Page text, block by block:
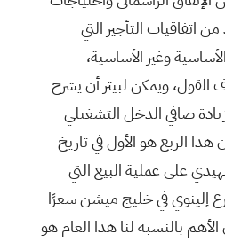
اتفاقيات التأجير التي
وغير الأساسية،
القول، ويمكن لبيتر أن يشرح
في ذلك. ٤- نسعى إلى تحسين معدلات الإشغال وزيادة صافي الدخل التشغيلي
الربع هو الأول في تاريخ
على عملية البيع التي
وهي تُجسّد جودة وقيمة أصول علوم الحياة الأساسية التي ما زلنا نحتفظ بها، لا سيما في المجمع الضخم. وقد حقق بيعنا لمبنى 409499 شارع إلينوي في خليج ميشن سعرًا
في سان فرانسيسكو، وكان يشغل بنسبة 40%. من الإنصاف القول إن الأهم بالنسبة لنا هذا العام هو